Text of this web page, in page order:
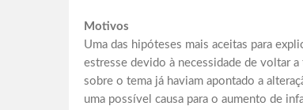
Motivos
Uma das hipóteses mais aceitas para
estresse devido à necessidade de voltar
sobre o tema já haviam apontado a
uma possível causa para o aumento de